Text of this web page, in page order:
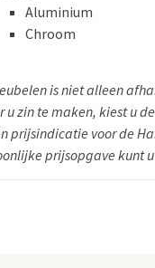
Aluminium
Chroom
is niet alleen
zin te maken, kiest u
prijsindicatie voor de
prijsopgave kunt